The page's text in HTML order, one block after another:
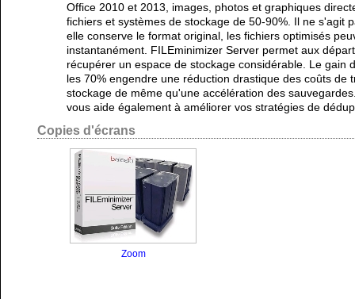
Office 2010 et 2013, images, photos et graphiques
fichiers et systèmes de stockage de 50-90%. Il ne s'agit
elle conserve le format original, les fichiers optimisés
instantanément. FILEminimizer Server permet aux
récupérer un espace de stockage considérable. Le gain
les 70% engendre une réduction drastique des coûts de
stockage de même qu'une accélération des
vous aide également à améliorer vos stratégies de
Copies d'écrans
Zoom